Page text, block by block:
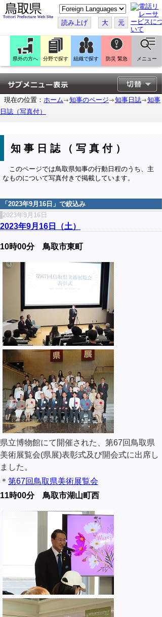
こ
の
ペ
ー
ジ
翻
訳
す
る
読み上げ 大 元
県外の方へ 分野で探す 組織で探す 防災 緊急 メニュー
現在の位置： ホーム 知事のページ 知事日誌
知事
日誌（写真付）
知事日誌（写真付）
このページでは鳥取県知事の行動日程のうち、主
なものについて写真付きで掲載しています。
「 2023年9月16日 」で絞込み
2023年9月16日
2023年9月16日（土）
10時00分 鳥取市東町
県立博物館にて開催された、第67回鳥取県
美術展覧会(県展)表彰式及び開会式に出席し
ました。
＊ 第67回鳥取県美術展覧会
11時00分 鳥取市湖山町西